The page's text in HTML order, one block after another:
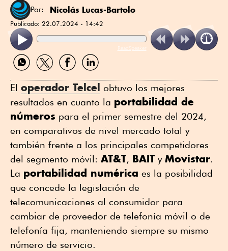
Por: Nicolás Lucas-Bartolo
Publicado: 22.07.2024 - 14:42
ReadSpeaker
Compartir
por
Compartir
por
Compartir
por
Compartir
por
El operador Telcel obtuvo los mejores
resultados en cuanto la portabilidad de
números para el primer semestre del 2024,
en comparativos de nivel mercado total y
también frente a los principales competidores
del segmento móvil: AT&T, BAIT y Movistar.
La portabilidad numérica es la posibilidad
que concede la legislación de
telecomunicaciones al consumidor para
cambiar de proveedor de telefonía móvil o de
telefonía fija, manteniendo siempre su mismo
número de servicio.